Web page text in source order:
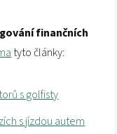
finančních
tyto články:
s golfisty
s jízdou autem